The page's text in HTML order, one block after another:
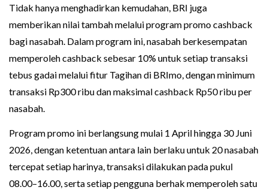
Tidak hanya menghadirkan kemudahan, BRI juga
memberikan nilai tambah melalui program promo cashback
bagi nasabah. Dalam program ini, nasabah berkesempatan
memperoleh cashback sebesar 10% untuk setiap transaksi
tebus gadai melalui fitur Tagihan di BRImo, dengan minimum
transaksi Rp300 ribu dan maksimal cashback Rp50 ribu per
nasabah.
Program promo ini berlangsung mulai 1 April hingga 30 Juni
2026, dengan ketentuan antara lain berlaku untuk 20 nasabah
tercepat setiap harinya, transaksi dilakukan pada pukul
08.00–16.00, serta setiap pengguna berhak memperoleh satu